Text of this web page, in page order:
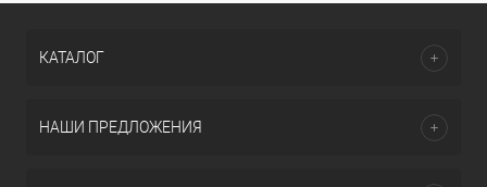
КАТАЛОГ
НАШИ ПРЕДЛОЖЕНИЯ